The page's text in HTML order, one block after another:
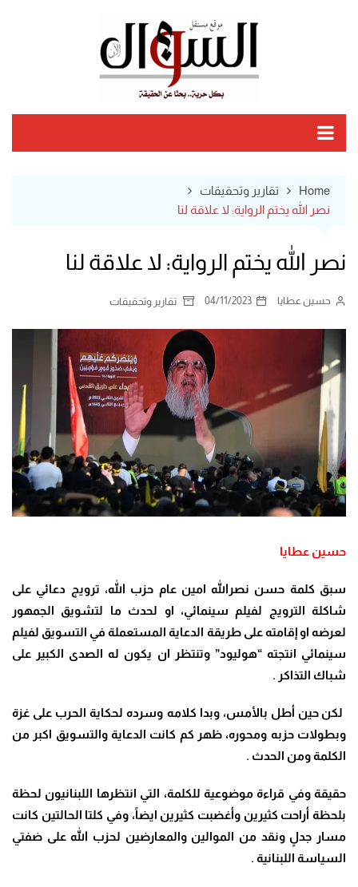
Home
تقارير وتحقيقات
نصر الله يختم الرواية: لا علاقة لنا
نصر الله يختم الرواية: لا علاقة لنا
حسين عطايا 04/11/2023 تقارير وتحقيقات
حسين عطايا
سبق كلمة حسن نصرالله امين عام حزب الله، ترويج دعائي على
شاكلة الترويج لفيلم سينمائي، او لحدث ما لتشويق الجمهور
لعرضه او إقامته على طريقة الدعاية المستعملة في التسويق لفيلم
سينمائي انتجته “هوليود” وتنتظر ان يكون له الصدى الكبير على
شباك التذاكر .
لكن حين أطل بالأمس، وبدا كلامه وسرده لحكاية الحرب على غزة
وبطولات حزبه ومحوره، ظهر كم كانت الدعاية والتسويق اكبر من
الكلمة ومن الحدث .
حقيقة وفي قراءة موضوعية للكلمة، التي انتظرها اللبنانيون لحظة
بلحظة أراحت كثيرين وأغضبت كثيرين ايضاً، وفي كلتا الحالتين كانت
مسار جدلٍ ونقد من الموالين والمعارضين لحزب الله على ضفتي
السياسة اللبنانية .